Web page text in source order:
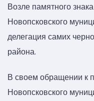
Возле памятного
Новопсковского
делегация самих
района.
В своем обращении к
Новопсковского